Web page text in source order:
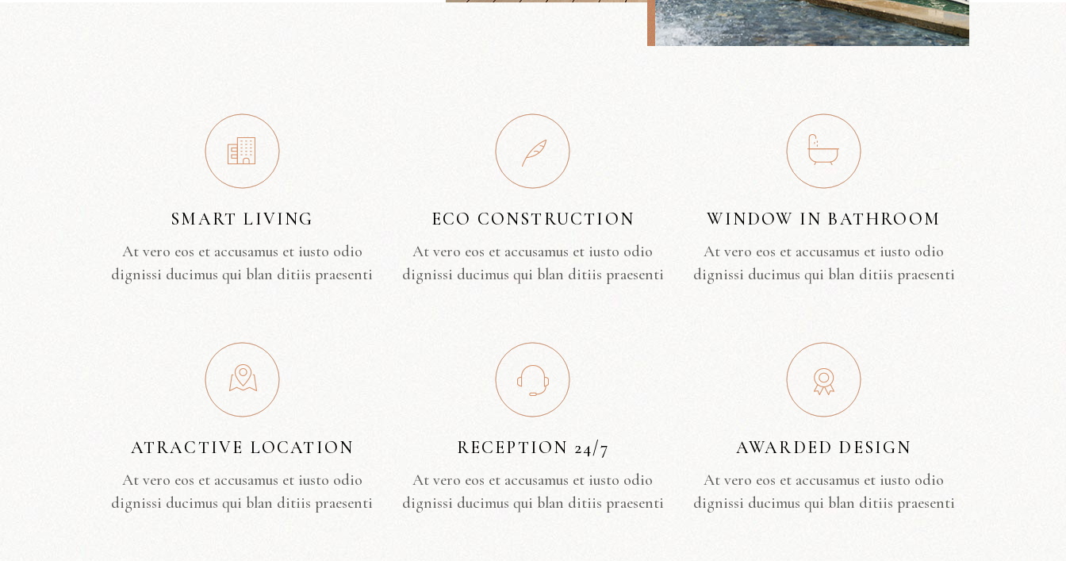
SMART LIVING
At vero eos et accusamus et iusto odio
dignissi ducimus qui blan ditiis praesenti
ECO CONSTRUCTION
At vero eos et accusamus et iusto odio
dignissi ducimus qui blan ditiis praesenti
WINDOW IN BATHROOM
At vero eos et accusamus et iusto odio
dignissi ducimus qui blan ditiis praesenti
ATRACTIVE LOCATION
At vero eos et accusamus et iusto odio
dignissi ducimus qui blan ditiis praesenti
RECEPTION 24/7
At vero eos et accusamus et iusto odio
dignissi ducimus qui blan ditiis praesenti
AWARDED DESIGN
At vero eos et accusamus et iusto odio
dignissi ducimus qui blan ditiis praesenti